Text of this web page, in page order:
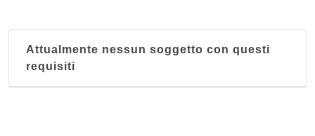
Attualmente nessun soggetto con questi
requisiti